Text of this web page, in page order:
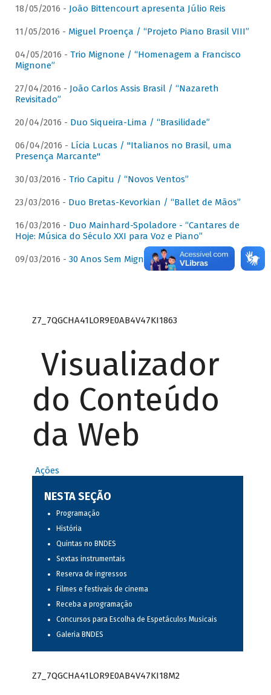
18/05/2016 - João Bittencourt apresenta Júlio Reis
11/05/2016 - Miguel Proença / “Projeto Piano Brasil VIII”
04/05/2016 - Trio Mignone / “Homenagem a Francisco
Mignone”
27/04/2016 - João Carlos Assis Brasil / “Nazareth
Revisitado”
20/04/2016 - Duo Siqueira-Lima / “Brasilidade”
06/04/2016 - Lícia Lucas / "Italianos no Brasil, uma
Presença Marcante"
30/03/2016 - Trio Capitu / “Novos Ventos”
23/03/2016 - Duo Bretas-Kevorkian / “Ballet de Mãos”
16/03/2016 - Duo Mainhard-Spoladore - “Cantares de
Hoje: Música do Século XXI para Voz e Piano”
09/03/2016 - 30 Anos Sem Mignone
Z7_7QGCHA41LOR9E0AB4V47KI1863
Visualizador
do Conteúdo
da Web
Ações
NESTA SEÇÃO
Programação
História
Quintas no BNDES
Sextas instrumentais
Reserva de ingressos
Filmes e festivais de cinema
Receba a programação
Concursos para Escolha de Espetáculos Musicais
Galeria BNDES
Z7_7QGCHA41LOR9E0AB4V47KI18M2